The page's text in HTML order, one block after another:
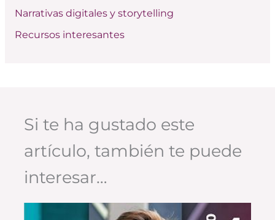
Narrativas digitales y storytelling
Recursos interesantes
Si te ha gustado este
artículo, también te puede
interesar…